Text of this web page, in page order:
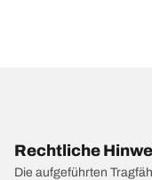
Rechtliche
Die aufgeführten